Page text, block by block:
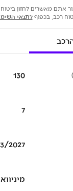
מאשרים לחזון ביטוח
רכב, בכפוףלתנאי השימוש
03/2027
מיניוואנים